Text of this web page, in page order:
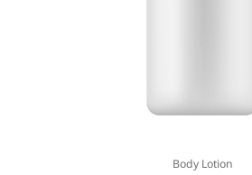
Body Lotion